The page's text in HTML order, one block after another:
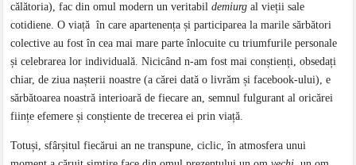
călătoria), fac din omul modern un veritabildemiurg al vieții sale
cotidiene. O viață în care apartenența și participarea la marile sărbători
colective au fost în cea mai mare parte înlocuite cu triumfurile personale
și celebrarea lor individuală. Nicicând n-am fost mai conștienți, obsedați
chiar, de ziua nașterii noastre (a cărei dată o livrăm și facebook-ului), e
sărbătoarea noastră interioară de fiecare an, semnul fulgurant al oricărei
ființe efemere și conștiente de trecerea ei prin viață.
Totuși, sfârșitul fiecărui an ne transpune, ciclic, în atmosfera unui